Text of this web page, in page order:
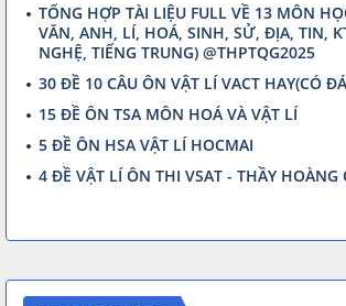
TỔNG HỢP TÀI LIỆU FULL VỀ 13 MÔN
VĂN, ANH, LÍ, HOÁ, SINH, SỬ, ĐỊA, TIN,
NGHỆ, TIẾNG TRUNG) @THPTQG2025
30 ĐỀ 10 CÂU ÔN VẬT LÍ VACT HAY(CÓ
15 ĐỀ ÔN TSA MÔN HOÁ VÀ VẬT LÍ
5 ĐỀ ÔN HSA VẬT LÍ HOCMAI
4 ĐỀ VẬT LÍ ÔN THI VSAT - THẦY HOÀNG